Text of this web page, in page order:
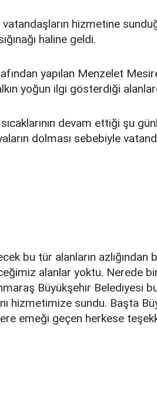
hizmetine
haline geldi.
yapılan Menzelet
yoğun ilgi gösterdiği
devam ettiği şu
dolması sebebiyle
bu tür alanların azlığından
alanlar yoktu. Nerede
Büyükşehir Belediyesi
hizmetimize sundu. Başta
emeği geçen herkese